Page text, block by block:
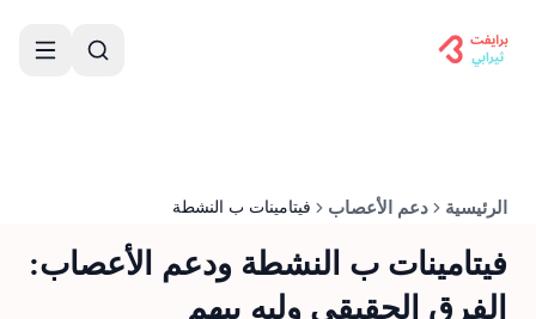
الرئيسية دعم الأعصاب فيتامينات ب النشطة
فيتامينات ب النشطة ودعم الأعصاب:
الفرق الحقيقي وليه بيهم